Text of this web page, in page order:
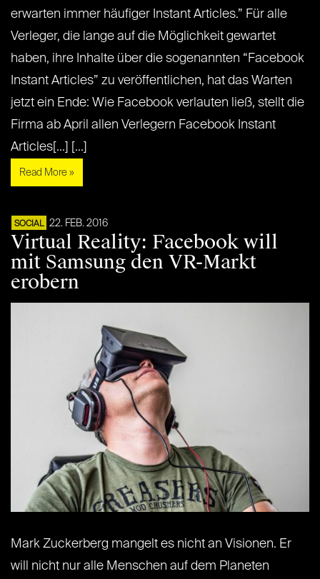
erwarten immer häufiger Instant Articles.” Für alle
Verleger, die lange auf die Möglichkeit gewartet
haben, ihre Inhalte über die sogenannten “Facebook
Instant Articles” zu veröffentlichen, hat das Warten
jetzt ein Ende: Wie Facebook verlauten ließ, stellt die
Firma ab April allen Verlegern Facebook Instant
Articles[...] [...]
Read More »
SOCIAL 22. FEB. 2016
Virtual Reality: Facebook will
mit Samsung den VR-Markt
erobern
Mark Zuckerberg mangelt es nicht an Visionen. Er
will nicht nur alle Menschen auf dem Planeten